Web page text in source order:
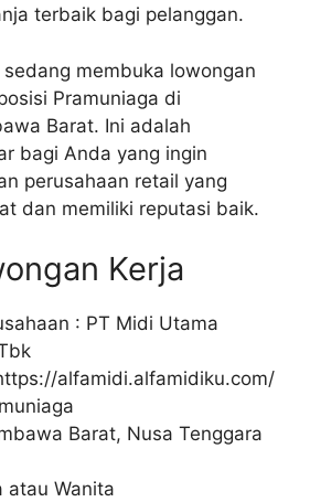
terbaik bagi pelanggan.
membuka lowongan
Pramuniaga di
Barat. Ini adalah
bagi Anda yang ingin
perusahaan retail yang
dan memiliki reputasi baik.
Kerja
: PT Midi Utama
alfamidi.alfamidiku.com/
Barat, Nusa Tenggara
atau Wanita